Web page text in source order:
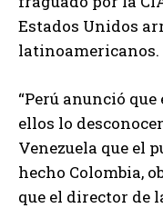
Estados Unidos
latinoamericanos.
“Perú anunció
ellos lo
Venezuela que el
hecho Colombia,
que el director de